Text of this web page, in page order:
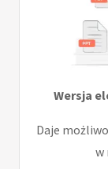
Wersja
Daje
w